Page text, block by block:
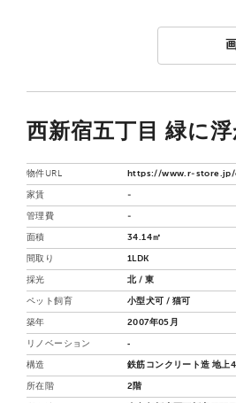
西新宿五丁目 緑に
物件URL https://www.r-
家賃 -
管理費 -
面積 34.14㎡
間取り 1LDK
採光 北 / 東
ペット飼育 小型犬可 / 猫可
築年 2007年05月
リノベーション ‐
構造 鉄筋コンクリート造 地上
所在階 2階